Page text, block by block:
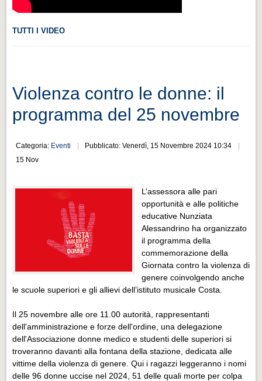
CHI SIAMO
CITTÀ
Guida turistica rapida
Musica e teatro
Distretto industriale
Muoversi a Vigevano
Muoversi a Vigevano
Cultura e turismo 4.0
Cultura e turismo 4.0
PROGETTI
Progetti Aperti
Progetti Realizzati
Progetti Realizzati
TUTTI I VIDEO
Violenza contro le donne: il
programma del 25 novembre
Categoria: Eventi
Pubblicato: Venerdì, 15 Novembre 2024 10:34
15 Nov
L’assessora alle pari
opportunità e alle politiche
educative Nunziata
Alessandrino ha organizzato
il programma della
commemorazione della
Giornata contro la violenza di
genere coinvolgendo anche
le scuole superiori e gli allievi dell’istituto musicale Costa.
Il 25 novembre alle ore 11.00 autorità, rappresentanti
dell'amministrazione e forze dell'ordine, una delegazione
dell'Associazione donne medico e studenti delle superiori si
troveranno davanti alla fontana della stazione, dedicata alle
vittime della violenza di genere. Qui i ragazzi leggeranno i nomi
delle 96 donne uccise nel 2024, 51 delle quali morte per colpa